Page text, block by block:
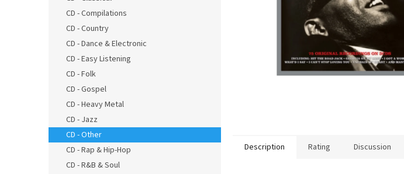
CD - Compilations
CD - Country
CD - Dance & Electronic
CD - Easy Listening
CD - Folk
CD - Gospel
CD - Heavy Metal
CD - Jazz
CD - Other
CD - Rap & Hip-Hop
CD - R&B & Soul
Description Rating Discussion